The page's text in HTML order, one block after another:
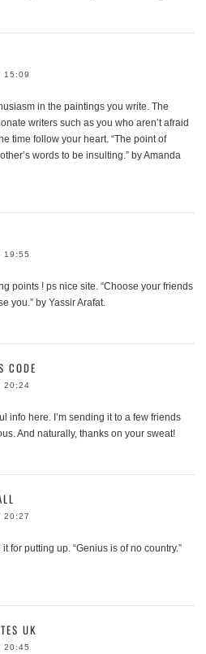
15:09
in the paintings you write. The
writers such as you who aren’t afraid
time follow your heart. “The point of
words to be insulting.” by Amanda
19:55
points ! ps nice site. “Choose your friends
you.” by Yassir Arafat.
CODE
20:24
info here. I’m sending it to a few friends
And naturally, thanks on your sweat!
20:27
for putting up. “Genius is of no country.”
UK
20:45